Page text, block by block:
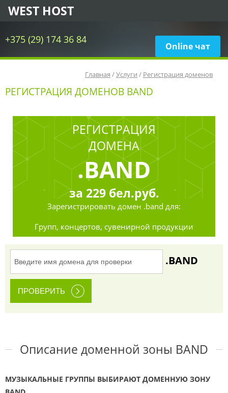
+375 (29) 174 36 84
Online чат
WEST HOST
Главная /Услуги / Регистрация доменов
РЕГИСТРАЦИЯ ДОМЕНОВ BAND
РЕГИСТРАЦИЯ
ДОМЕНА
.BAND
за 229бел.руб.
Зарегистрировать домен .band для:
Групп, концертов, сувенирной продукции
.BAND
Описание доменной зоны BAND
МУЗЫКАЛЬНЫЕ ГРУППЫ ВЫБИРАЮТ ДОМЕННУЮ ЗОНУ